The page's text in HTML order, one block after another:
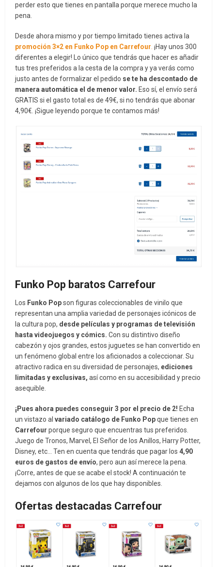
perder esto que tienes en pantalla porque merece mucho la
pena.
Desde ahora mismo y por tiempo limitado tienes activa la
promoción 3×2 en Funko Pop en Carrefour ¡Hay unos 300
diferentes a elegir! Lo único que tendrás que hacer es añadir
tus tres preferidos a la cesta de la compra y ya verás como
justo antes de formalizar el pedido se te ha descontado de
manera automática el de menor valor. Eso sí, el envío será
GRATIS si el gasto total es de 49€, si no tendrás que abonar
4,90€. ¡Sigue leyendo porque te contamos más!
Funko Pop baratos Carrefour
Los Funko Popson figuras coleccionables de vinilo que
representan una amplia variedad de personajes icónicos de
la cultura pop, desde películas y programas de televisión
hasta videojuegos y cómics. Con su distintivo diseño
cabezón y ojos grandes, estos juguetes se han convertido en
un fenómeno global entre los aficionados a coleccionar. Su
atractivo radica en su diversidad de personajes, ediciones
limitadas y exclusivas,así como en su accesibilidad y precio
asequible.
¡Pues ahora puedes conseguir 3 por el precio de 2!Echa
un vistazo al variado catálogo de Funko Popque tienes en
Carrefour porque seguro que encuentras tus preferidos.
Juego de Tronos, Marvel, El Señor de los Anillos, Harry Potter,
Disney, etc… Ten en cuenta que tendrás que pagar los4,90
euros de gastos de envío, pero aun así merece la pena.
¡Corre, antes de que se acabe el stock! A continuación te
dejamos con algunos de los que hay disponibles.
Ofertas destacadas Carrefour